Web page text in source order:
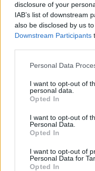
disclosure of your
IAB’s list of downstream
also be disclosed by us
Downstream Participants
Personal Data
I want to opt-out of
personal data.
Opted In
I want to opt-out of
Personal Data.
Opted In
I want to opt-out of
Personal Data for
Opted In
TP Greece: Πώς
μέλλον του
Advertorial